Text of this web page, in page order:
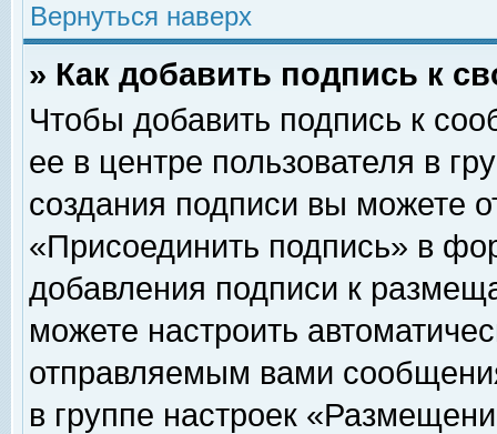
Вернуться наверх
» Как добавить подпись к
Чтобы добавить подпись к
ее в центре пользователя в
создания подписи вы можете
«Присоединить подпись» в
добавления подписи к
можете настроить
отправляемым вами
в группе настроек